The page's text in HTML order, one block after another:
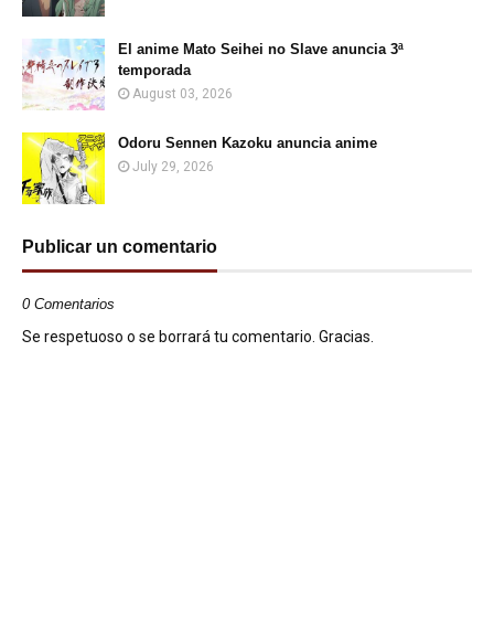
El anime Mato Seihei no Slave anuncia 3ª
temporada
August 03, 2026
Odoru Sennen Kazoku anuncia anime
July 29, 2026
Publicar un comentario
0 Comentarios
Se respetuoso o se borrará tu comentario. Gracias.